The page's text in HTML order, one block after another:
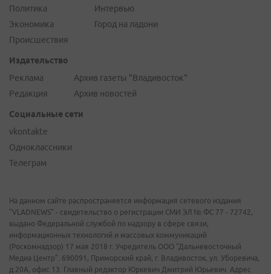
Политика
Экономика
Происшествия
Интервью
Город на ладони
Издательство
Реклама
Редакция
Архив газеты "Владивосток"
Архив новостей
Социальные сети
vkontakte
Одноклассники
Телеграм
На данном сайте распространяется информация сетевого издания
"VLADNEWS" - свидетельство о регистрации СМИ ЭЛ № ФС 77 - 72742,
выдано Федеральной службой по надзору в сфере связи,
информационных технологий и массовых коммуникаций
(Роскомнадзор) 17 мая 2018 г. Учредитель ООО "Дальневосточный
Медиа Центр". 690091, Приморский край, г. Владивосток, ул. Уборевича,
д.20А, офис 13. Главный редактор Юркевич Дмитрий Юрьевич. Адрес